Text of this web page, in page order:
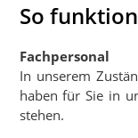
So
Fachpersonal
In unserem
haben für Sie in
stehen.